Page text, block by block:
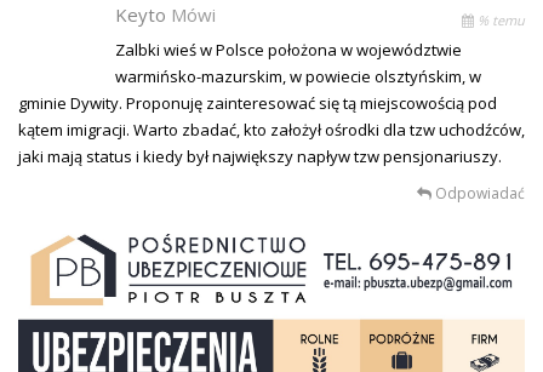
Keyto Mówi % temu
Zalbki wieś w Polsce położona w województwie
warmińsko-mazurskim, w powiecie olsztyńskim, w
gminie Dywity. Proponuję zainteresować się tą miejscowością pod
kątem imigracji. Warto zbadać, kto założył ośrodki dla tzw uchodźców,
jaki mają status i kiedy był największy napływ tzw pensjonariuszy.
Odpowiadać